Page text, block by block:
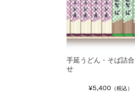
手延うどん・そば詰合
せ
¥5,400 （税込）